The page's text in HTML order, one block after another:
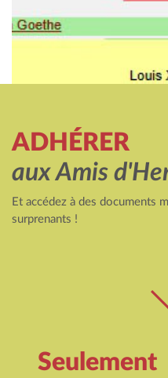
ADHÉRER
aux Amis
Et accédez à des documents
surprenants !
Seulement